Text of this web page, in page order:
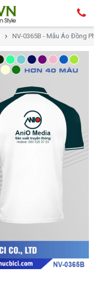
NV-0365B - Mẫu Áo Đồng